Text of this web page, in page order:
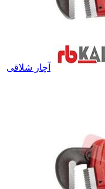
آچار شلاقی